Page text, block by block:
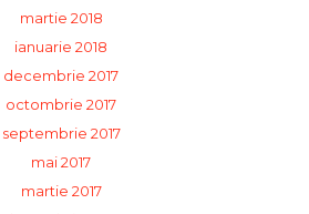
martie 2018
ianuarie 2018
decembrie 2017
octombrie 2017
septembrie 2017
mai 2017
martie 2017